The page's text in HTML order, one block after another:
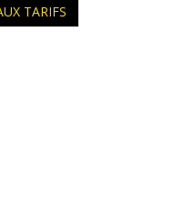
TARIFS